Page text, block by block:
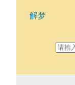
解梦